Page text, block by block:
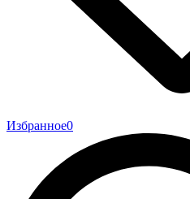
Избранное0